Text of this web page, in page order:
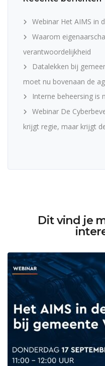
Webinar Het AIMS in
Waarom
verantwoordelijkheid
Datalekken bij
moet nu bovenaan de
Interne beheersing is
Webinar De
krijgt regie, maar krijgt
Dit vind je